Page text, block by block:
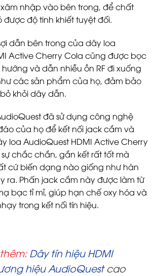
nhập vào bên trong, để chất
được độ tinh khiết tuyệt đối.
dẫn bên trong của dây loa
Active Cherry Cola cũng được bọc
và dẫn nhiễu ồn RF đi xuống
các sản phẩm của họ, đảm bảo
khỏi dây dẫn.
đã sử dụng công nghệ
của họ để kết nối jack cắm và
loa AudioQuest HDMI Active Cherry
chắc chắn, gắn kết rất tốt mà
cứ biến dạng nào giống như hàn
ra. Phấn jack cắm này được làm từ
bạc tỉ mỉ, giúp hạn chế oxy hóa và
trong kết nối tín hiệu.
Dây tín hiệu HDMI
hiệu AudioQuestcao